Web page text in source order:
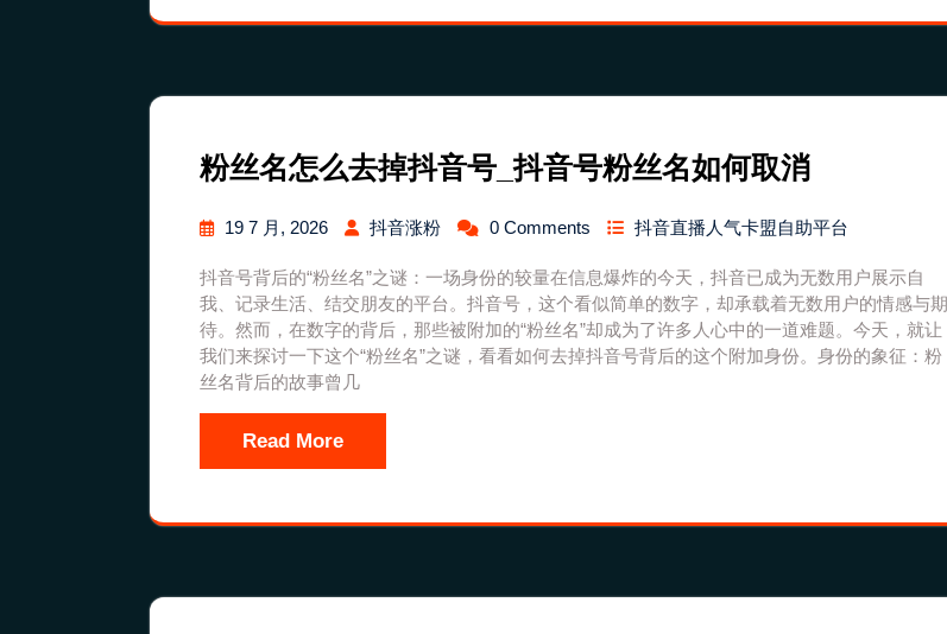
粉丝名怎么去掉抖音号_抖音号粉丝名如何取消
19 7 月, 2026 抖音涨粉 0 Comments 抖音直播人气卡盟自助平台
抖音号背后的“粉丝名”之谜：一场身份的较量在信息爆炸的今天，抖音已成为无数用户展示自
我、记录生活、结交朋友的平台。抖音号，这个看似简单的数字，却承载着无数用户的情感与期
待。然而，在数字的背后，那些被附加的“粉丝名”却成为了许多人心中的一道难题。今天，就让
我们来探讨一下这个“粉丝名”之谜，看看如何去掉抖音号背后的这个附加身份。身份的象征：粉
丝名背后的故事曾几
Read More